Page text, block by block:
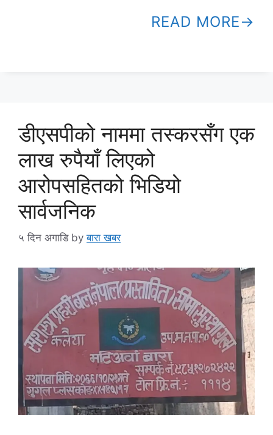
READ MORE
डीएसपीको नाममा तस्करसँग एक
लाख रुपैयाँ लिएको
आरोपसहितको भिडियो
सार्वजनिक
५ दिन अगाडि byबारा खबर